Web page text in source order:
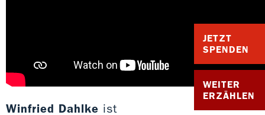
JETZT
SPENDEN
WEITER
ERZÄHLEN
Winfried Dahlke ist